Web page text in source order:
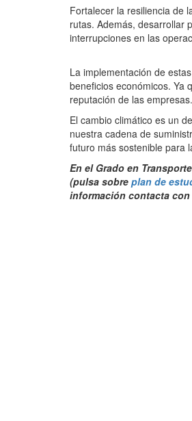
Fortalecer la resiliencia de
rutas. Además, desarrollar
interrupciones en las
La implementación de
beneficios económicos. Ya
reputación de las
El cambio climático es un
nuestra cadena de
futuro más sostenible para
En el Grado en
(pulsa sobre plan de
información contacta con